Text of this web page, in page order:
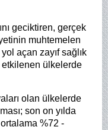
geciktiren, gerçek
muhtemelen
açan zayıf sağlık
etkilenen ülkelerde
olan ülkelerde
son on yılda
%72 -